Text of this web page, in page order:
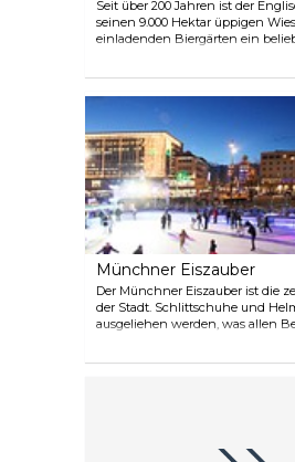
Seit über 200 Jahren ist der
seinen 9.000 Hektar üppigen
einladenden Biergärten ein
Spaziergänger jeden Alters. Das
Münchner Eiszauber
Der Münchner Eiszauber ist die
der Stadt. Schlittschuhe und
ausgeliehen werden, was allen
Zugang zur Eisbahn ermöglicht.